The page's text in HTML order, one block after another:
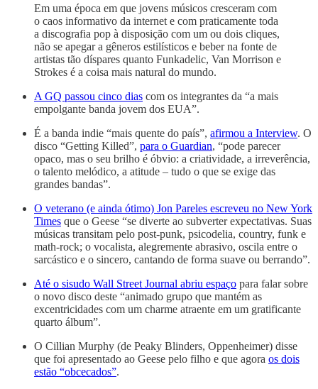
Em uma época em que jovens músicos cresceram com
o caos informativo da internet e com praticamente toda
a discografia pop à disposição com um ou dois cliques,
não se apegar a gêneros estilísticos e beber na fonte de
artistas tão díspares quanto Funkadelic, Van Morrison e
Strokes é a coisa mais natural do mundo.
A GQ passou cinco dias com os integrantes da “a mais
empolgante banda jovem dos EUA”.
É a banda indie “mais quente do país”, afirmou a Interview. O
disco “Getting Killed”, para o Guardian, “pode parecer
opaco, mas o seu brilho é óbvio: a criatividade, a irreverência,
o talento melódico, a atitude – tudo o que se exige das
grandes bandas”.
O veterano (e ainda ótimo) Jon Pareles escreveu no New York
Times que o Geese “se diverte ao subverter expectativas. Suas
músicas transitam pelo post-punk, psicodelia, country, funk e
math-rock; o vocalista, alegremente abrasivo, oscila entre o
sarcástico e o sincero, cantando de forma suave ou berrando”.
Até o sisudo Wall Street Journal abriu espaço para falar sobre
o novo disco deste “animado grupo que mantém as
excentricidades com um charme atraente em um gratificante
quarto álbum”.
O Cillian Murphy (de Peaky Blinders, Oppenheimer) disse
que foi apresentado ao Geese pelo filho e que agora os dois
estão “obcecados”.